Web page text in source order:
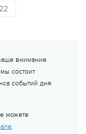
внимание
состоит
событий дня
можете
.